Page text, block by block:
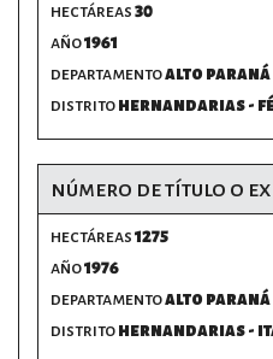
hectáreas30
año1961
departamentoalto paraná
distritohernandarias -
número de título o
hectáreas1275
año1976
departamentoalto paraná
distritohernandarias -